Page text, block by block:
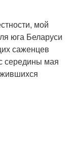
мой
юга Беларуси
саженцев
середины мая